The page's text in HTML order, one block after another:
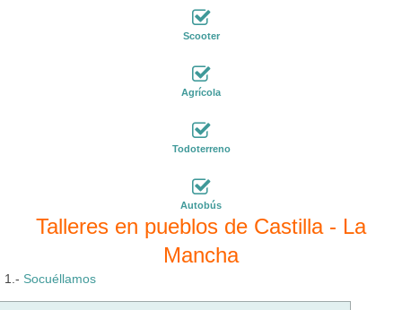
Scooter
Agrícola
Todoterreno
Autobús
Talleres en pueblos de Castilla - La
Mancha
1.- Socuéllamos